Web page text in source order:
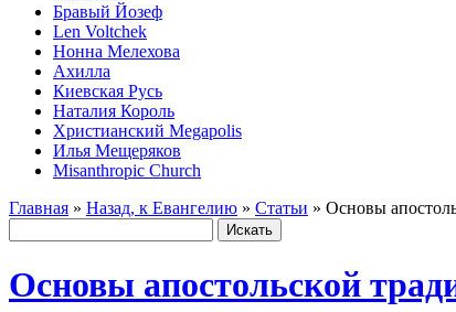
Бравый Йозеф
Len Voltchek
Нонна Мелехова
Ахилла
Киевская Русь
Наталия Король
Христианский Megapolis
Илья Мещеряков
Misanthropic Church
Главная » Назад, к Евангелию » Статьи » Основы
Основы апостольской